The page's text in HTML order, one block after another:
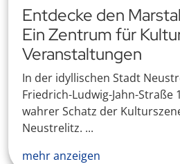
Entdecke den
Ein Zentrum für
Veranstaltungen
In der idyllischen Stadt
Friedrich-Ludwig-Jahn-Straße
wahrer Schatz der
Neustrelitz. ...
mehr anzeigen